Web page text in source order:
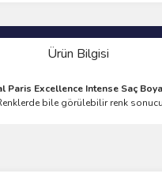
Ürün Bilgisi
Paris Excellence Intense Saç
bile görülebilir renk